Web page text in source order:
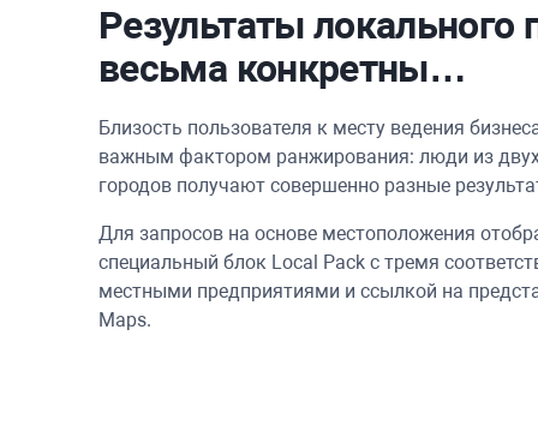
Результаты локального
весьма конкретны…
Близость пользователя к месту ведения
важным фактором ранжирования: люди из
городов получают совершенно разные
Для запросов на основе местоположения
специальный блок Local Pack с тремя
местными предприятиями и ссылкой на
Maps.